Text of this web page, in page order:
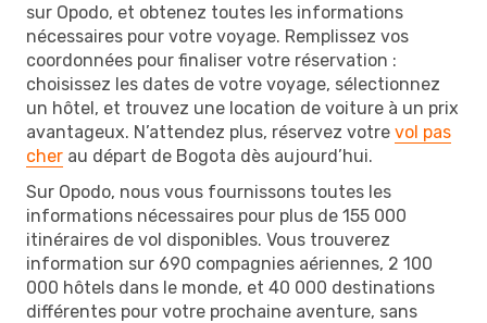
sur Opodo, et obtenez toutes les informations
nécessaires pour votre voyage. Remplissez vos
coordonnées pour finaliser votre réservation :
choisissez les dates de votre voyage, sélectionnez
un hôtel, et trouvez une location de voiture à un prix
avantageux. N’attendez plus, réservez votre vol pas
cher au départ de Bogota dès aujourd’hui.
Sur Opodo, nous vous fournissons toutes les
informations nécessaires pour plus de 155 000
itinéraires de vol disponibles. Vous trouverez
information sur 690 compagnies aériennes, 2 100
000 hôtels dans le monde, et 40 000 destinations
différentes pour votre prochaine aventure, sans